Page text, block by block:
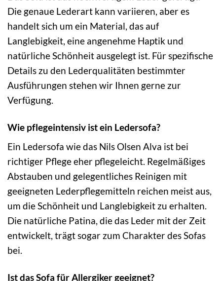
Die genaue Lederart kann variieren, aber es
handelt sich um ein Material, das auf
Langlebigkeit, eine angenehme Haptik und
natürliche Schönheit ausgelegt ist. Für spezifische
Details zu den Lederqualitäten bestimmter
Ausführungen stehen wir Ihnen gerne zur
Verfügung.
Wie pflegeintensiv ist ein Ledersofa?
Ein Ledersofa wie das Nils Olsen Alva ist bei
richtiger Pflege eher pflegeleicht. Regelmäßiges
Abstauben und gelegentliches Reinigen mit
geeigneten Lederpflegemitteln reichen meist aus,
um die Schönheit und Langlebigkeit zu erhalten.
Die natürliche Patina, die das Leder mit der Zeit
entwickelt, trägt sogar zum Charakter des Sofas
bei.
Ist das Sofa für Allergiker geeignet?